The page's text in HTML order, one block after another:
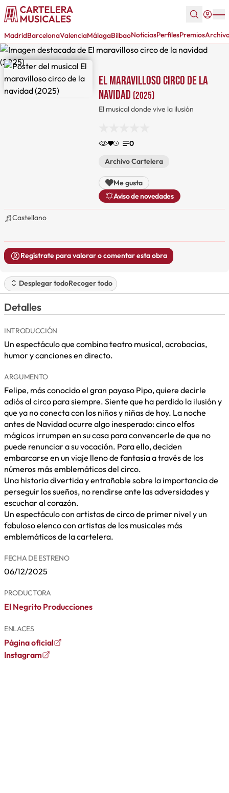
MadridBarcelonaValenciaMálagaBilbaoNoticiasPerfilesPremios
El maravilloso circo de la
navidad (2025)
El musical donde vive la ilusión
0
Archivo Cartelera
Me gusta
Aviso de novedades
Castellano
Regístrate para valorar o comentar esta obra
Desplegar todoRecoger todo
Detalles
INTRODUCCIÓN
Un espectáculo que combina teatro musical, acrobacias,
humor y canciones en directo.
ARGUMENTO
Felipe, más conocido el gran payaso Pipo, quiere decirle
adiós al circo para siempre. Siente que ha perdido la ilusión y
que ya no conecta con los niños y niñas de hoy. La noche
antes de Navidad ocurre algo inesperado: cinco elfos
mágicos irrumpen en su casa para convencerle de que no
puede renunciar a su vocación. Para ello, deciden
embarcarse en un viaje lleno de fantasía a través de los
números más emblemáticos del circo.
Una historia divertida y entrañable sobre la importancia de
perseguir los sueños, no rendirse ante las adversidades y
escuchar al corazón.
Un espectáculo con artistas de circo de primer nivel y un
fabuloso elenco con artistas de los musicales más
emblemáticos de la cartelera.
FECHA DE ESTRENO
06/12/2025
PRODUCTORA
El Negrito Producciones
ENLACES
Página oficial
Instagram